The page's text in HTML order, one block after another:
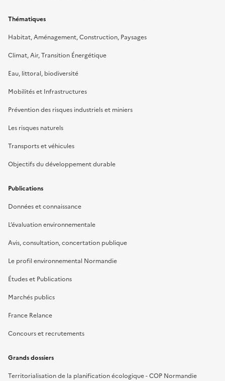
Thématiques
Habitat, Aménagement, Construction, Paysages
Climat, Air, Transition Énergétique
Eau, littoral, biodiversité
Mobilités et Infrastructures
Prévention des risques industriels et miniers
Les risques naturels
Transports et véhicules
Objectifs du développement durable
Publications
Données et connaissance
L’évaluation environnementale
Avis, consultation, concertation publique
Le profil environnemental Normandie
Études et Publications
Marchés publics
France Relance
Concours et recrutements
Grands dossiers
Territorialisation de la planification écologique - COP Normandie